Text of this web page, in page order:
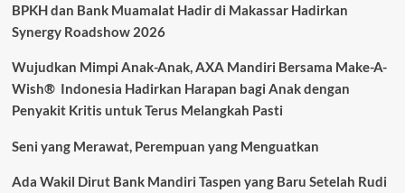
BPKH dan Bank Muamalat Hadir di Makassar Hadirkan
Synergy Roadshow 2026
Wujudkan Mimpi Anak-Anak, AXA Mandiri Bersama Make-A-
Wish® Indonesia Hadirkan Harapan bagi Anak dengan
Penyakit Kritis untuk Terus Melangkah Pasti
Seni yang Merawat, Perempuan yang Menguatkan
Ada Wakil Dirut Bank Mandiri Taspen yang Baru Setelah Rudi